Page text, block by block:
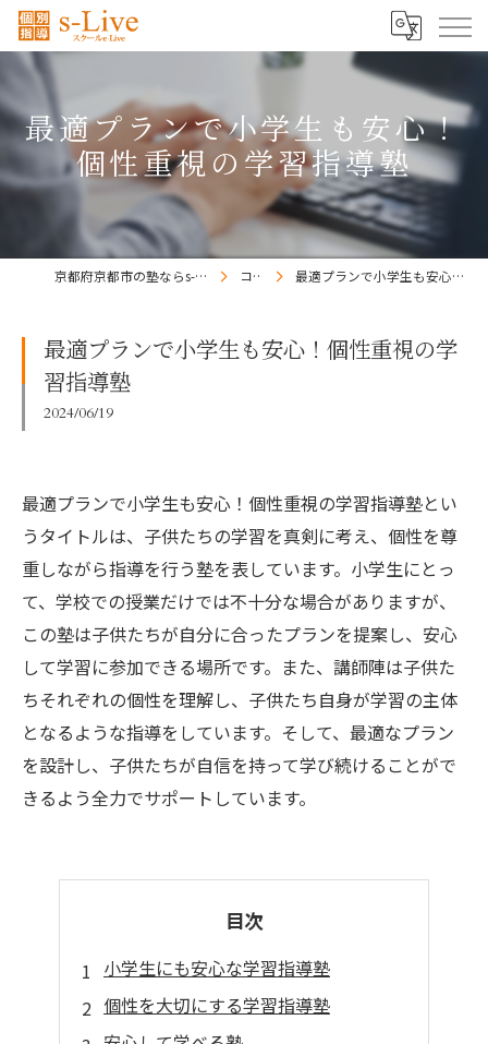
最適プランで小学生も安心！
個性重視の学習指導塾
京都府京都市の塾ならs-Liveきょうと梅小路校 コラム 最適プランで小学生も安心！個性重視の学習指導塾
最適プランで小学生も安心！個性重視の学
習指導塾
2024/06/19
最適プランで小学生も安心！個性重視の学習指導塾とい
うタイトルは、子供たちの学習を真剣に考え、個性を尊
重しながら指導を行う塾を表しています。小学生にとっ
て、学校での授業だけでは不十分な場合がありますが、
この塾は子供たちが自分に合ったプランを提案し、安心
して学習に参加できる場所です。また、講師陣は子供た
ちそれぞれの個性を理解し、子供たち自身が学習の主体
となるような指導をしています。そして、最適なプラン
を設計し、子供たちが自信を持って学び続けることがで
きるよう全力でサポートしています。
目次
小学生にも安心な学習指導塾
個性を大切にする学習指導塾